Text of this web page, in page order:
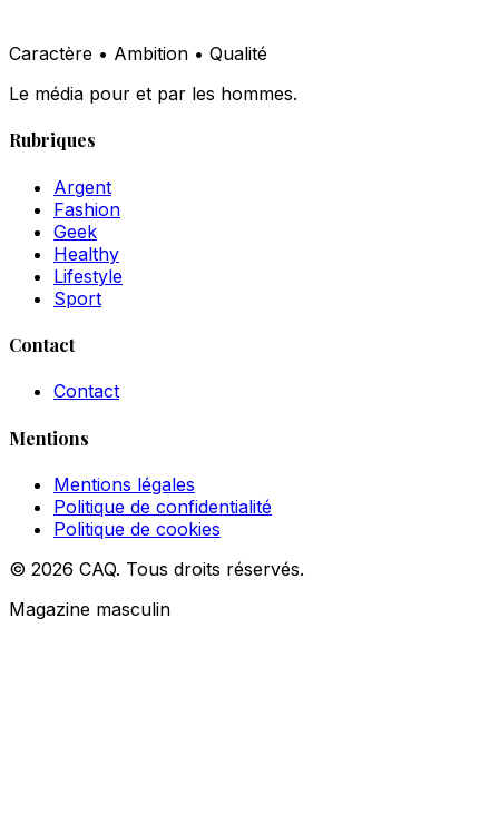
Caractère • Ambition • Qualité
Le média pour et par les hommes.
Rubriques
Argent
Fashion
Geek
Healthy
Lifestyle
Sport
Contact
Contact
Mentions
Mentions légales
Politique de confidentialité
Politique de cookies
© 2026 CAQ. Tous droits réservés.
Magazine masculin